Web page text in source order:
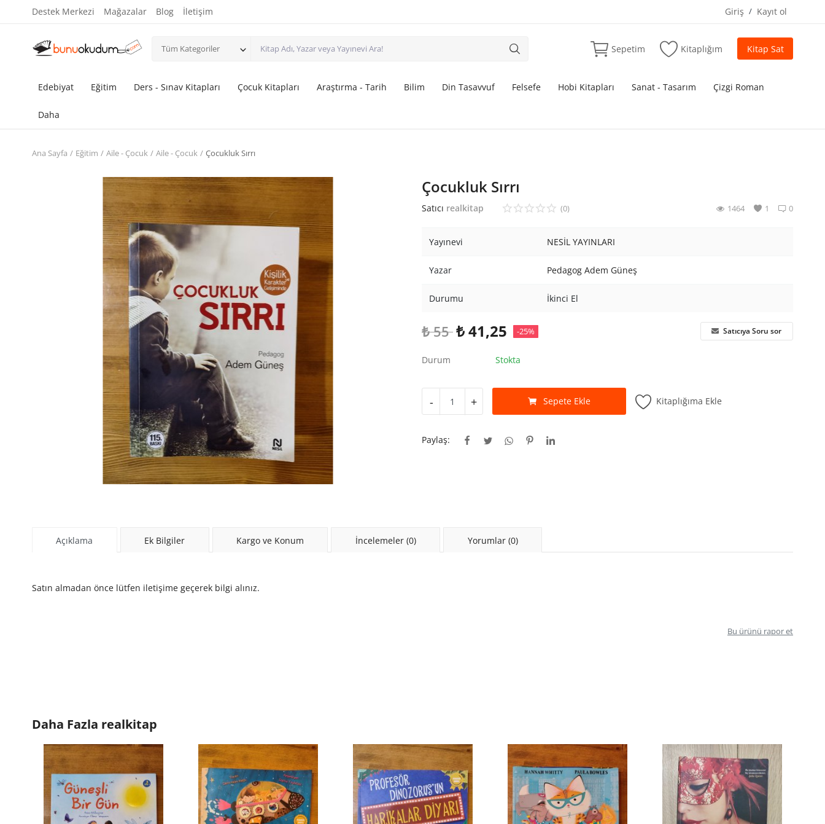
Destek Merkezi Mağazalar Blog İletişim Giriş / Kayıt ol
Tüm Kategoriler Sepetim Kitaplığım Kitap Sat
Edebiyat Eğitim Ders - Sınav Kitapları Çocuk Kitapları Araştırma - Tarih Bilim Din Tasavvuf Felsefe Hobi Kitapları Sanat - Tasarım Çizgi Roman
Daha
Ana Sayfa Eğitim Aile - Çocuk Aile - Çocuk Çocukluk Sırrı
Çocukluk Sırrı
Satıcı realkitap 0
(0) 1
1464
Yayınevi NESİL YAYINLARI
Yazar Pedagog Adem Güneş
Durumu İkinci El
₺55₺41,25 -25% Satıcıya Soru sor
Durum Stokta
- + Sepete Ekle Kitaplığıma Ekle
Paylaş:
Açıklama Ek Bilgiler Kargo ve Konum İncelemeler (0) Yorumlar (0)
Satın almadan önce lütfen iletişime geçerek bilgi alınız.
Bu ürünü rapor et
Daha Fazla realkitap